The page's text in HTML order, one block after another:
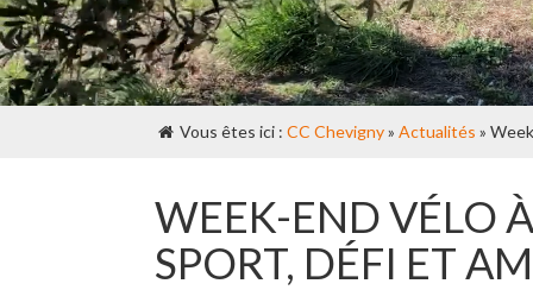
Vous êtes ici : CC Chevigny» Actualités »
WEEK-END VÉLO
SPORT, DÉFI ET